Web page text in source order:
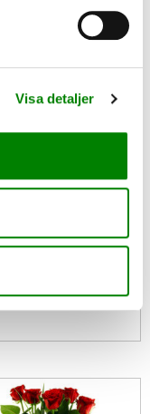
Visa detaljer
1 250kr